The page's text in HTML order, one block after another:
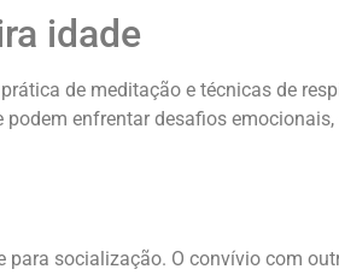
idade
de meditação e técnicas de
enfrentar desafios
socialização. O convívio com